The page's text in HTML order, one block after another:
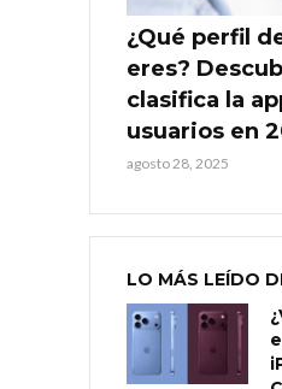
¿Qué perfil
eres?
clasifica la
usuarios en
agosto 28, 2025
LO MÁS LEÍDO